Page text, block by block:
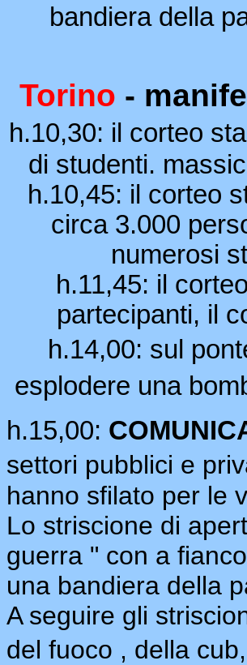
bandiera della
Torino -
h.10,30: il corteo
di studenti.
h.10,45: il corteo
circa 3.000
numerosi
h.11,45: il
partecipanti, il
h.14,00: sul
esplodere una
h.15,00:
settori pubblici e
hanno sfilato per le
Lo striscione di
guerra " con a
una bandiera della
A seguire gli
del fuoco , della